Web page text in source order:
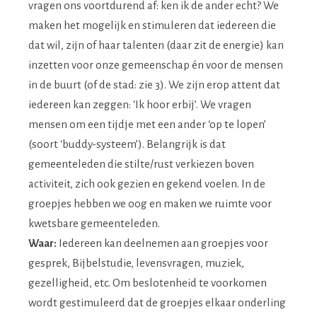
vragen ons voortdurend af: ken ik de ander echt? We
maken het mogelijk en stimuleren dat iedereen die
dat wil, zijn of haar talenten (daar zit de energie) kan
inzetten voor onze gemeenschap én voor de mensen
in de buurt (of de stad: zie 3). We zijn erop attent dat
iedereen kan zeggen: ‘Ik hoor erbij’. We vragen
mensen om een tijdje met een ander ‘op te lopen’
(soort ‘buddy-systeem’). Belangrijk is dat
gemeenteleden die stilte/rust verkiezen boven
activiteit, zich ook gezien en gekend voelen. In de
groepjes hebben we oog en maken we ruimte voor
kwetsbare gemeenteleden.
Waar: Iedereen kan deelnemen aan groepjes voor
gesprek, Bijbelstudie, levensvragen, muziek,
gezelligheid, etc. Om beslotenheid te voorkomen
wordt gestimuleerd dat de groepjes elkaar onderling